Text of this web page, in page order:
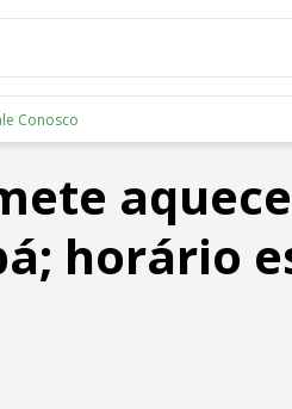
Conosco
horário